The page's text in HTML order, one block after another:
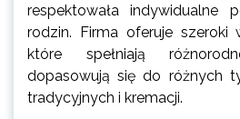
respektowała indywidualne
rodzin. Firma oferuje szeroki
które spełniają
dopasowują się do różnych
tradycyjnych i kremacji.